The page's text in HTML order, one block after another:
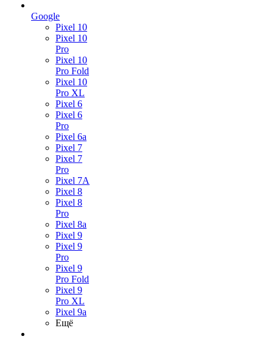
Google
Pixel 10
Pixel 10
Pro
Pixel 10
Pro Fold
Pixel 10
Pro XL
Pixel 6
Pixel 6
Pro
Pixel 6a
Pixel 7
Pixel 7
Pro
Pixel 7A
Pixel 8
Pixel 8
Pro
Pixel 8a
Pixel 9
Pixel 9
Pro
Pixel 9
Pro Fold
Pixel 9
Pro XL
Pixel 9a
Ещё